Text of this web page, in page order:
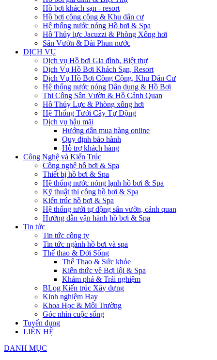
Hồ bơi khách sạn - resort
Hồ bơi công cộng & Khu dân cư
Hệ thống nước nóng Hồ bơi & Spa
Hồ Thủy lực Jacuzzi & Phòng Xông hơi
Sân Vườn & Đài Phun nước
DỊCH VỤ
Dịch vụ Hồ bơi Gia đình, Biệt thự
Dịch Vụ Hồ Bơi Khách Sạn, Resort
Dịch Vụ Hồ Bơi Công Cộng, Khu Dân Cư
Hệ thống nước nóng Dân dụng & Hồ Bơi
Thi Công Sân Vườn & Hồ Cảnh Quan
Hồ Thủy Lực & Phòng xông hơi
Hệ Thống Tưới Cây Tự Động
Dịch vụ hậu mãi
Hướng dẫn mua hàng online
Quy định bảo hành
Hỗ trợ khách hàng
Công Nghệ và Kiến Trúc
Công nghệ hồ bơi & Spa
Thiết bị hồ bơi & Spa
Hệ thống nước nóng lạnh hồ bơi & Spa
Kỹ thuật thi công hồ bơi & Spa
Kiến trúc hồ bơi & Spa
Hệ thống tưới tự động sân vườn, cảnh quan
Hướng dẫn vận hành hồ bơi & Spa
Tin tức
Tin tức công ty
Tin tức ngành hồ bơi và spa
Thể thao & Đời Sống
Thể Thao & Sức khỏe
Kiến thức về Bơi lội & Spa
Khám phá & Trải nghiệm
BLog Kiến trúc Xây dựng
Kinh nghiệm Hay
Khoa Học & Môi Trường
Góc nhìn cuộc sống
Tuyển dụng
LIÊN HỆ
DANH MỤC